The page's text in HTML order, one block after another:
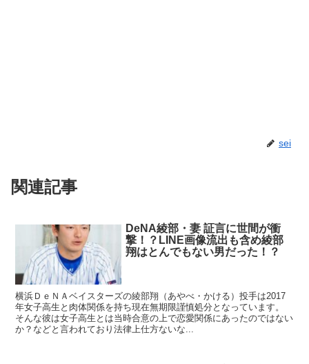
sei
関連記事
DeNA綾部・妻 証言に世間が衝
撃！？LINE画像流出も含め綾部
翔はとんでもない男だった！？
横浜ＤｅＮＡベイスターズの綾部翔（あやべ・かける）投手は2017
年女子高生と肉体関係を持ち現在無期限謹慎処分となっています。
そんな彼は女子高生とは当時合意の上で恋愛関係にあったのではない
か？などと言われており法律上仕方ないな...